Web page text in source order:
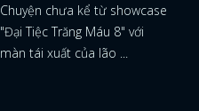
Chuyện chưa kể từ showcase
"Đại Tiệc Trăng Máu 8" với
màn tái xuất của lão ...